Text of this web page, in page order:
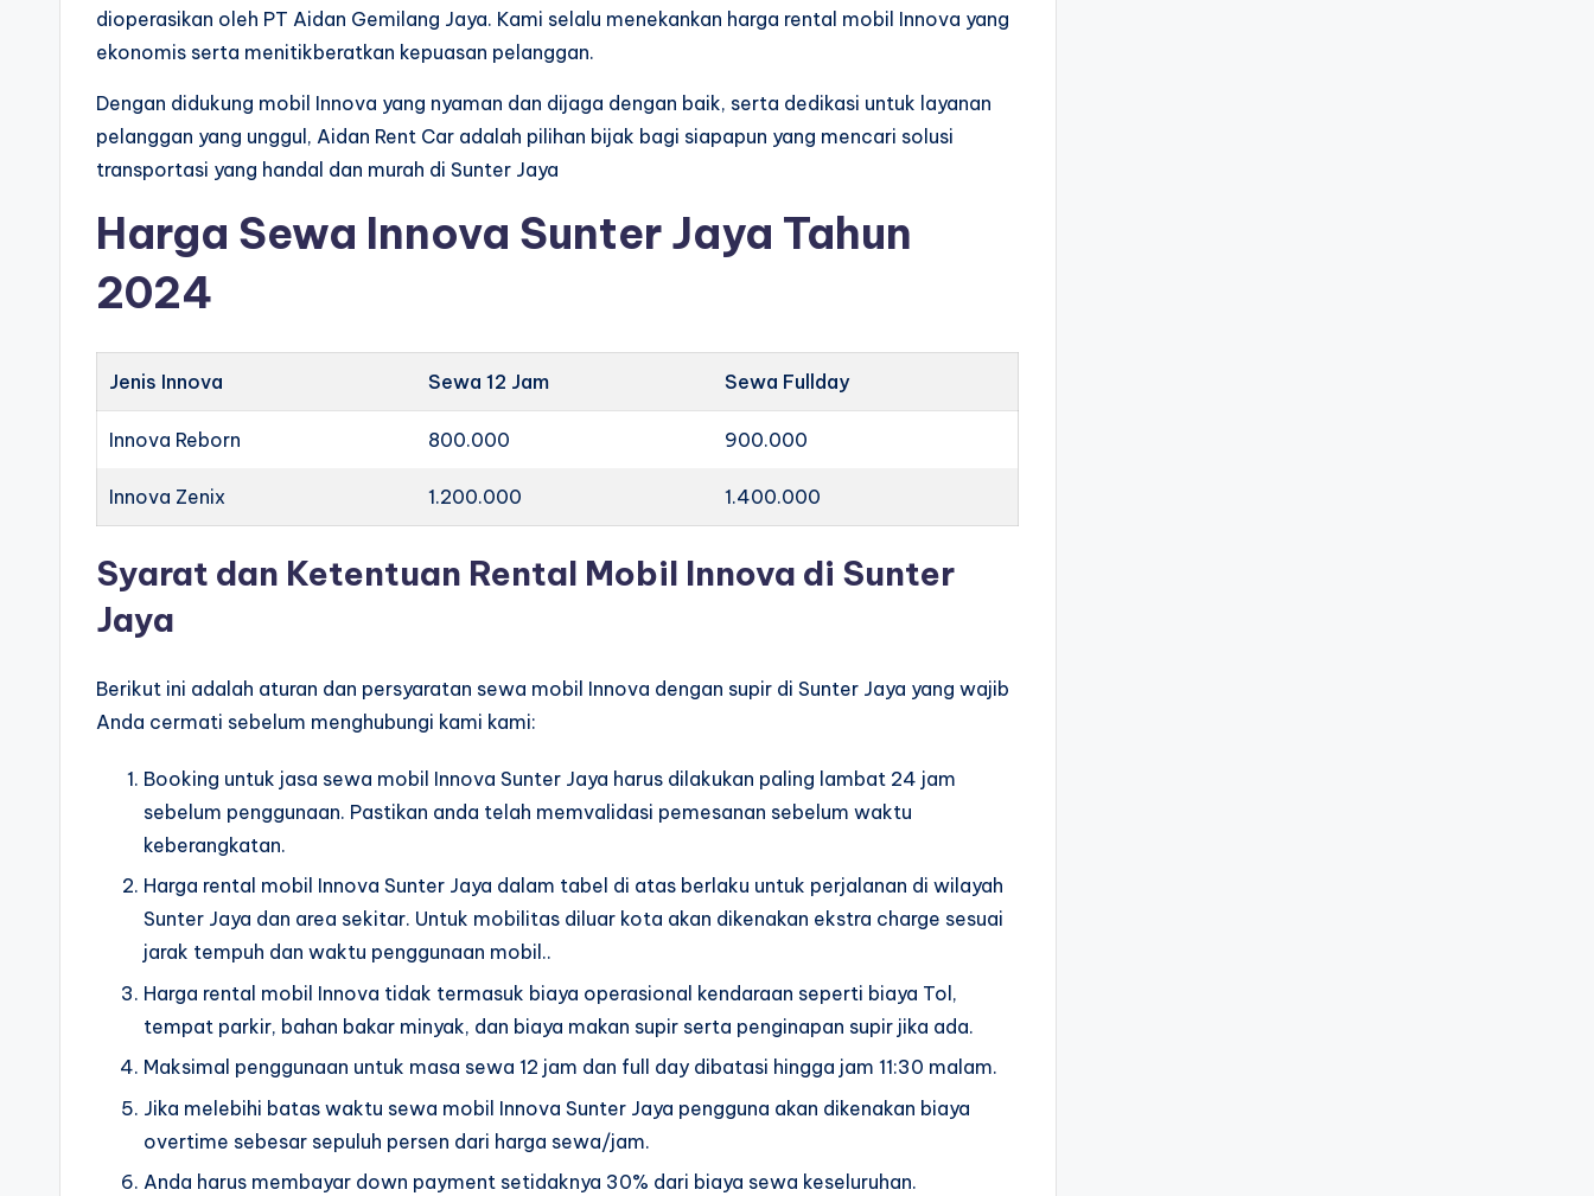
dioperasikan oleh PT Aidan Gemilang Jaya. Kami selalu menekankan harga rental mobil Innova yang
ekonomis serta menitikberatkan kepuasan pelanggan.
Dengan didukung mobil Innova yang nyaman dan dijaga dengan baik, serta dedikasi untuk layanan
pelanggan yang unggul, Aidan Rent Car adalah pilihan bijak bagi siapapun yang mencari solusi
transportasi yang handal dan murah di Sunter Jaya
Harga Sewa Innova Sunter Jaya Tahun
2024
Jenis Innova Sewa 12 Jam Sewa Fullday
Innova Reborn 800.000 900.000
Innova Zenix 1.200.000 1.400.000
Syarat dan Ketentuan Rental Mobil Innova di Sunter
Jaya
Berikut ini adalah aturan dan persyaratan sewa mobil Innova dengan supir di Sunter Jaya yang wajib
Anda cermati sebelum menghubungi kami kami:
Booking untuk jasa sewa mobil Innova Sunter Jaya harus dilakukan paling lambat 24 jam
sebelum penggunaan. Pastikan anda telah memvalidasi pemesanan sebelum waktu
keberangkatan.
Harga rental mobil Innova Sunter Jaya dalam tabel di atas berlaku untuk perjalanan di wilayah
Sunter Jaya dan area sekitar. Untuk mobilitas diluar kota akan dikenakan ekstra charge sesuai
jarak tempuh dan waktu penggunaan mobil..
Harga rental mobil Innova tidak termasuk biaya operasional kendaraan seperti biaya Tol,
tempat parkir, bahan bakar minyak, dan biaya makan supir serta penginapan supir jika ada.
Maksimal penggunaan untuk masa sewa 12 jam dan full day dibatasi hingga jam 11:30 malam.
Jika melebihi batas waktu sewa mobil Innova Sunter Jaya pengguna akan dikenakan biaya
overtime sebesar sepuluh persen dari harga sewa/jam.
Anda harus membayar down payment setidaknya 30% dari biaya sewa keseluruhan.